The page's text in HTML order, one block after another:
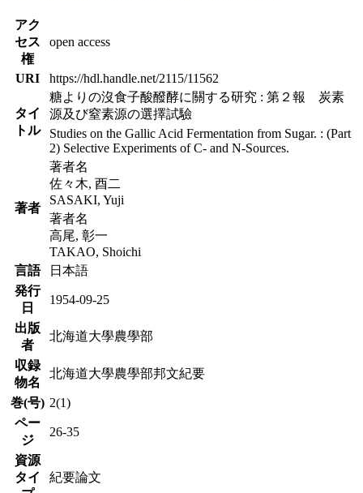
アク
セス
権
open access
URI https://hdl.handle.net/2115/11562
タイ
トル
糖よりの沒食子酸醱酵に關する研究 : 第２報 炭素
源及び窒素源の選擇試驗
Studies on the Gallic Acid Fermentation from Sugar. : (Part
2) Selective Experiments of C- and N-Sources.
著者
著者名
佐々木, 酉二
SASAKI, Yuji
著者名
高尾, 彰一
TAKAO, Shoichi
言語
日本語
発行
日
1954-09-25
出版
者
北海道大學農學部
収録
物名
北海道大學農學部邦文紀要
巻(号) 2(1)
ペー
ジ
26-35
資源
タイ
紀要論文